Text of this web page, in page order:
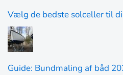
Vælg de bedste solceller til
Guide: Bundmaling af båd